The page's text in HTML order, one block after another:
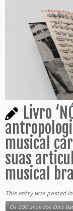
Livro
musical
suas
musical
This entry was posted in
Os 100 anos dos Oito